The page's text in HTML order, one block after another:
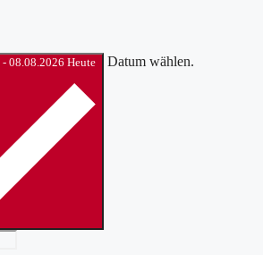
- 08.08.2026 Heute Datum wählen.